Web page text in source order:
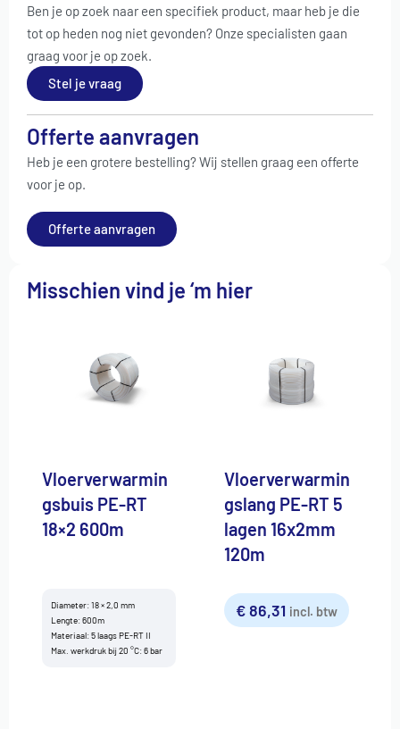
Ben je op zoek naar een specifiek product, maar heb je die
tot op heden nog niet gevonden? Onze specialisten gaan
graag voor je op zoek.
Stel je vraag
Offerte aanvragen
Heb je een grotere bestelling? Wij stellen graag een offerte
voor je op.
Offerte aanvragen
Misschien vind je ‘m hier
Vloerverwarmin
gsbuis PE-RT
18×2 600m
Diameter: 18 × 2,0 mm
Lengte: 600m
Materiaal: 5 laags PE-RT II
Max. werkdruk bij 20 °C: 6 bar
Vloerverwarmin
gslang PE-RT 5
lagen 16x2mm
120m
€86,31 incl. btw